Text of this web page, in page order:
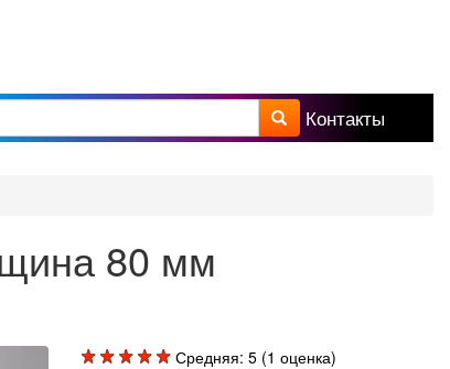
Контакты
80 мм
Средняя: 5 (1 оценка)